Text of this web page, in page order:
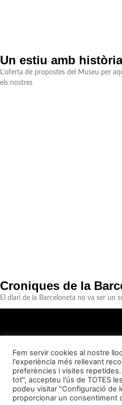
Un estiu amb
L’oferta de propostes del Museu per
els nostres
Croniques de la
El diari de la Barceloneta no va ser un
QUI SOM CONTACTE AVÍS
POLÍTICA DE
Fem servir cookies al nostre
l'experiència més rellevant
preferències i visites
tot", accepteu l'ús de TOTES
podeu visitar "Configuració de
proporcionar un consentiment